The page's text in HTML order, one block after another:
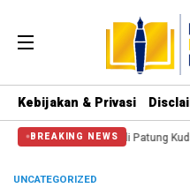
Kebijakan & Privasi
BREAKING NEWS
Massa di Patung Kuda: Semoga
UNCATEGORIZED